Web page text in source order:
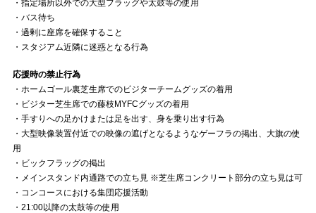
・指定場所以外での大型フラッグや太鼓等の使用
・バス待ち
・過剰に座席を確保すること
・スタジアム近隣に迷惑となる行為
応援時の禁止行為
・ホームゴール裏芝生席でのビジターチームグッズの着用
・ビジター芝生席での藤枝MYFCグッズの着用
・手すりへの足かけまたは足を出す、身を乗り出す行為
・大型映像装置付近での映像の遮げとなるようなゲーフラの掲出、大旗の使
用
・ビックフラッグの掲出
・メインスタンド内通路での立ち見 ※芝生席コンクリート部分の立ち見は可
・コンコースにおける集団応援活動
・21:00以降の太鼓等の使用